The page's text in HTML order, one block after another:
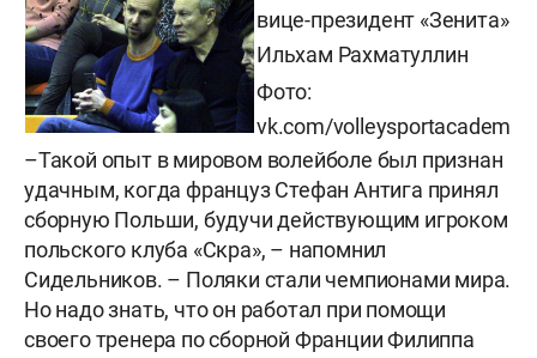
вице-президент «Зенита»
Ильхам Рахматуллин
Фото:
vk.com/volleysportacadem
–Такой опыт в мировом волейболе был признан
удачным, когда француз Стефан Антига принял
сборную Польши, будучи действующим игроком
польского клуба «Скра», – напомнил
Сидельников. – Поляки стали чемпионами мира.
Но надо знать, что он работал при помощи
своего тренера по сборной Франции Филиппа